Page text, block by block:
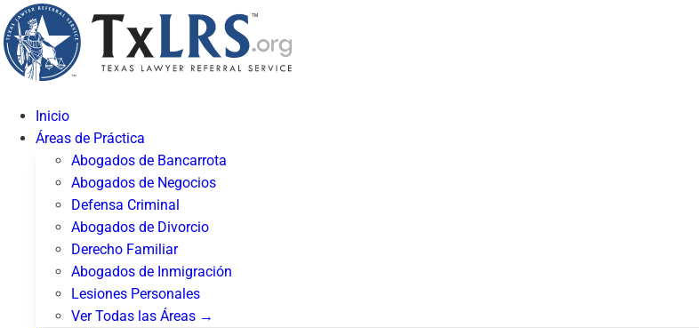
Inicio
Áreas de Práctica
Abogados de Bancarrota
Abogados de Negocios
Defensa Criminal
Abogados de Divorcio
Derecho Familiar
Abogados de Inmigración
Lesiones Personales
Ver Todas las Áreas →